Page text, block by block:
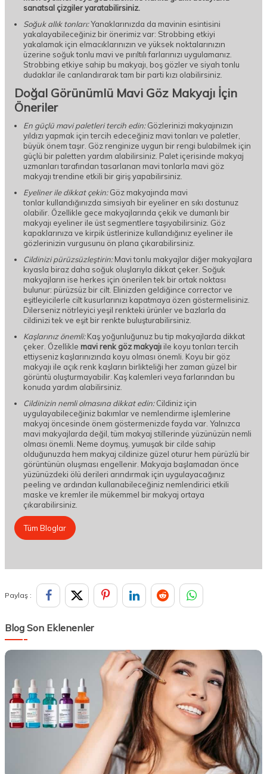
sanatsal çizgiler yaratabilirsiniz.
Soğuk allık tonları:Yanaklarınızda da mavinin esintisini
yakalayabileceğiniz bir önerimiz var: Strobbing etkiyi
yakalamak için elmacıklarınızın ve yüksek noktalarınızın
üzerine soğuk tonlu mavi ve pırıltılı farlarınızı uygulamanız.
Strobbing etkiye sahip bu makyajı, boş gözler ve siyah tonlu
dudaklar ile canlandırarak tam bir parti kızı olabilirsiniz.
Doğal Görünümlü Mavi Göz Makyajı İçin
Öneriler
En güçlü mavi paletleri tercih edin:Gözlerinizi makyajınızın
yıldızı yapmak için tercih edeceğiniz mavi tonları ve paletler,
büyük önem taşır. Göz renginize uygun bir rengi bulabilmek için
güçlü bir paletten yardım alabilirsiniz. Palet içerisinde makyaj
uzmanları tarafından tasarlanan mavi tonlarla mavi göz
makyajı trendine etkili bir giriş yapabilirsiniz.
Eyeliner ile dikkat çekin: Göz makyajında mavi
tonlar kullandığınızda simsiyah bir eyeliner en sıkı dostunuz
olabilir. Özellikle gece makyajlarında çekik ve dumanlı bir
makyajı eyeliner ile üst segmentlere taşıyabilirsiniz. Göz
kapaklarınıza ve kirpik üstlerinize kullandığınız eyeliner ile
gözlerinizin vurgusunu ön plana çıkarabilirsiniz.
Cildinizi pürüzsüzleştirin:Mavi tonlu makyajlar diğer makyajlara
kıyasla biraz daha soğuk oluşlarıyla dikkat çeker. Soğuk
makyajların ise herkes için önerilen tek bir ortak noktası
bulunur: pürüzsüz bir cilt. Elinizden geldiğince corrector ve
eşitleyicilerle cilt kusurlarınızı kapatmaya özen göstermelisiniz.
Dilerseniz nötrleyici yeşil renkteki ürünler ve bazlarla da
cildinizi tek ve eşit bir renkte buluşturabilirsiniz.
Kaşlarınız önemli:Kaş yoğunluğunuz bu tip makyajlarda dikkat
çeker. Özellikle mavi renk göz makyajı ile koyu tonları tercih
ettiyseniz kaşlarınızında koyu olması önemli. Koyu bir göz
makyajı ile açık renk kaşların birlikteliği her zaman güzel bir
görüntü oluşturmayabilir. Kaş kalemleri veya farlarından bu
konuda yardım alabilirsiniz.
Cildinizin nemli olmasına dikkat edin:Cildiniz için
uygulayabileceğiniz bakımlar ve nemlendirme işlemlerine
makyaj öncesinde önem göstermenizde fayda var. Yalnızca
mavi makyajlarda değil, tüm makyaj stillerinde yüzünüzün nemli
olması önemli. Neme doymuş, yumuşak bir cilde sahip
olduğunuzda hem makyaj cildinize güzel oturur hem pürüzlü bir
görüntünün oluşması engellenir. Makyaja başlamadan önce
yüzünüzdeki ölü derileri arındırmak için uygulayacağınız
peeling ve ardından kullanabileceğiniz nemlendirici etkili
maske ve kremler ile mükemmel bir makyaj ortaya
çıkarabilirsiniz.
Tüm Bloglar
Paylaş :
Blog Son Eklenenler